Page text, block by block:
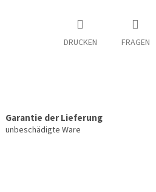
DRUCKEN FRAGEN
Garantie der Lieferung
unbeschädigte Ware